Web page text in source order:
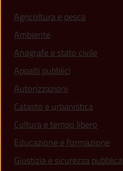
Agricoltura e pesca
Ambiente
Anagrafe e stato civile
Appalti pubblici
Autorizzazioni
Catasto e urbanistica
Cultura e tempo libero
Educazione e formazione
Giustizia e sicurezza pubblica